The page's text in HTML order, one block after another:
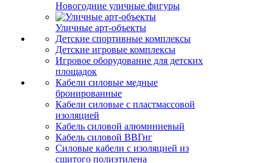
Новогодние уличные фигуры
Уличные арт-объекты
Детские спортивные комплексы
Детские игровые комплексы
Игровое оборудование для детских
площадок
Кабели силовые медные
бронированные
Кабели силовые с пластмассовой
изоляцией
Кабель силовой алюминиевый
Кабель силовой ВВГнг
Силовые кабели с изоляцией из
сшитого полиэтилена